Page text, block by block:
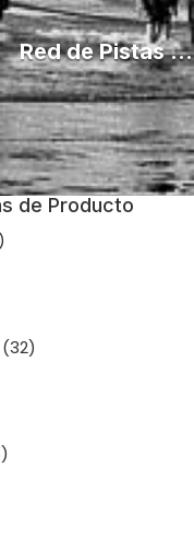
Red de Pistas ...
de Producto
(32)